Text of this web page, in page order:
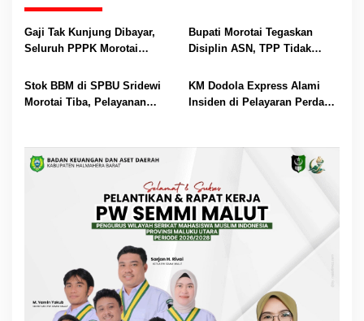
Gaji Tak Kunjung Dibayar,
Seluruh PPPK Morotai
Bupati Morotai Tegaskan
Disiplin ASN, TPP Tidak
Punishment Tetap Berlaku
Stok BBM di SPBU Sridewi
Morotai Tiba, Pelayanan
KM Dodola Express Alami
Insiden di Pelayaran Perdana,